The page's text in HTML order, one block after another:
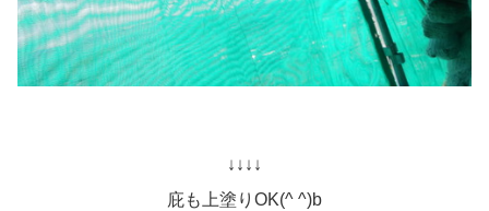
↓↓↓↓
庇も上塗りOK(^ ^)b